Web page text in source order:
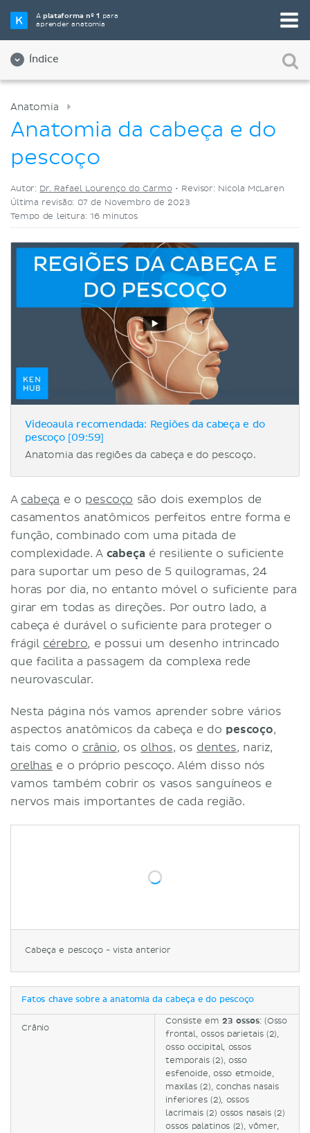
Aplataforma nº 1 para
aprender anatomia
Índice
Selecione a sua ferramenta de estudo favorita
Videoaulas
Anatomia
Anatomia da cabeça e do
pescoço
Autor: Dr. Rafael Lourenço do Carmo• Revisor: Nicola McLaren
Última revisão: 07 de Novembro de 2023
Tempo de leitura: 16 minutos
Videoaula recomendada: Regiões da cabeça e do
pescoço [09:59]
Anatomia das regiões da cabeça e do pescoço.
Cabeça e pescoço - vista anterior
A cabeça e o pescoço são dois exemplos de
casamentos anatômicos perfeitos entre forma e
função, combinado com uma pitada de
complexidade. A cabeça é resiliente o suficiente
para suportar um peso de 5 quilogramas, 24
horas por dia, no entanto móvel o suficiente para
girar em todas as direções. Por outro lado, a
cabeça é durável o suficiente para proteger o
frágil cérebro, e possui um desenho intrincado
que facilita a passagem da complexa rede
neurovascular.
Nesta página nós vamos aprender sobre vários
aspectos anatômicos da cabeça e do pescoço,
tais como o crânio, os olhos, os dentes, nariz,
orelhas e o próprio pescoço. Além disso nós
vamos também cobrir os vasos sanguíneos e
nervos mais importantes de cada região.
Fatos chave sobre a anatomia da cabeça e do pescoço
Crânio
Consiste em23 ossos: (Osso
frontal, ossos parietais (2),
osso occipital, ossos
temporais (2), osso
esfenoide, osso etmoide,
maxilas (2), conchas nasais
inferiores (2), ossos
lacrimais (2) ossos nasais (2)
ossos palatinos (2), vômer,